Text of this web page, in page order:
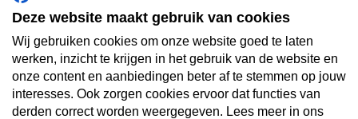
€35,- korting op je
volgende vakantie
Deze website maakt gebruik van cookies
Wij gebruiken cookies om onze website goed te laten
werken, inzicht te krijgen in het gebruik van de website en
onze content en aanbiedingen beter af te stemmen op jouw
interesses. Ook zorgen cookies ervoor dat functies van
derden correct worden weergegeven. Lees meer in ons